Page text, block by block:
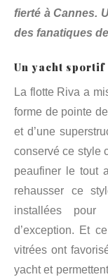
fierté à Cannes.
des fanatiques
Un yacht sportif
La flotte Riva a
forme de pointe
et d’une
conservé ce style
peaufiner le tout
rehausser ce
installées pour
d’exception. Et
vitrées ont
yacht et